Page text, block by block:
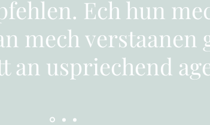
Ech hun
mech verstaanen
an uspriechend